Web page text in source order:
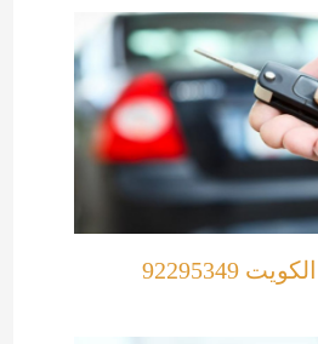
92295349